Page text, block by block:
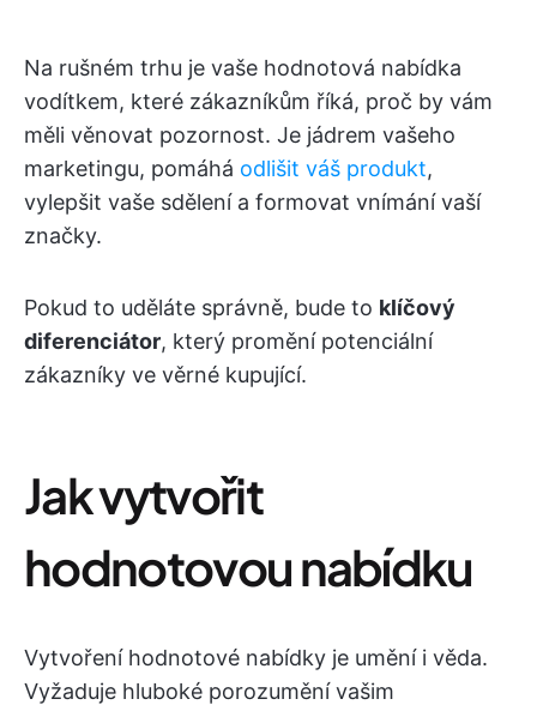
Na rušném trhu je vaše hodnotová nabídka
vodítkem, které zákazníkům říká, proč by vám
měli věnovat pozornost. Je jádrem vašeho
marketingu, pomáhá odlišit váš produkt,
vylepšit vaše sdělení a formovat vnímání vaší
značky.
Pokud to uděláte správně, bude to klíčový
diferenciátor, který promění potenciální
zákazníky ve věrné kupující.
Jak vytvořit
hodnotovou nabídku
Vytvoření hodnotové nabídky je umění i věda.
Vyžaduje hluboké porozumění vašim